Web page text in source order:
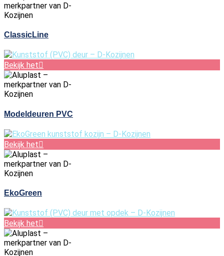
ClassicLine
Bekijk het
Modeldeuren PVC
Bekijk het
EkoGreen
Bekijk het